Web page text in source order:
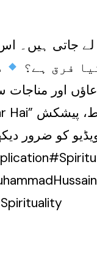
جاتی ہیں۔
فرق ہے؟
اور مناجات
کو ضرور